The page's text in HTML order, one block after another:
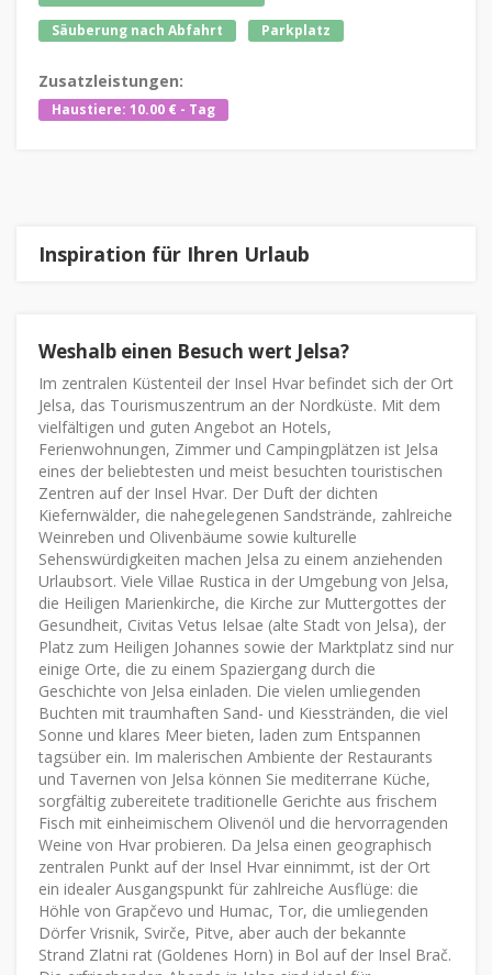
Säuberung nach Abfahrt
Parkplatz
Zusatzleistungen:
Haustiere: 10.00 € - Tag
Inspiration für Ihren Urlaub
Weshalb einen Besuch wert Jelsa?
Im zentralen Küstenteil der Insel Hvar befindet sich der Ort
Jelsa, das Tourismuszentrum an der Nordküste. Mit dem
vielfältigen und guten Angebot an Hotels,
Ferienwohnungen, Zimmer und Campingplätzen ist Jelsa
eines der beliebtesten und meist besuchten touristischen
Zentren auf der Insel Hvar. Der Duft der dichten
Kiefernwälder, die nahegelegenen Sandstrände, zahlreiche
Weinreben und Olivenbäume sowie kulturelle
Sehenswürdigkeiten machen Jelsa zu einem anziehenden
Urlaubsort. Viele Villae Rustica in der Umgebung von Jelsa,
die Heiligen Marienkirche, die Kirche zur Muttergottes der
Gesundheit, Civitas Vetus Ielsae (alte Stadt von Jelsa), der
Platz zum Heiligen Johannes sowie der Marktplatz sind nur
einige Orte, die zu einem Spaziergang durch die
Geschichte von Jelsa einladen. Die vielen umliegenden
Buchten mit traumhaften Sand- und Kiesstränden, die viel
Sonne und klares Meer bieten, laden zum Entspannen
tagsüber ein. Im malerischen Ambiente der Restaurants
und Tavernen von Jelsa können Sie mediterrane Küche,
sorgfältig zubereitete traditionelle Gerichte aus frischem
Fisch mit einheimischem Olivenöl und die hervorragenden
Weine von Hvar probieren. Da Jelsa einen geographisch
zentralen Punkt auf der Insel Hvar einnimmt, ist der Ort
ein idealer Ausgangspunkt für zahlreiche Ausflüge: die
Höhle von Grapčevo und Humac, Tor, die umliegenden
Dörfer Vrisnik, Svirče, Pitve, aber auch der bekannte
Strand Zlatni rat (Goldenes Horn) in Bol auf der Insel Brač.